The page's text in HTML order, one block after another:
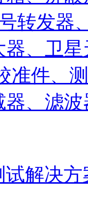
转发器
器、卫
准件、
、滤
试解决方